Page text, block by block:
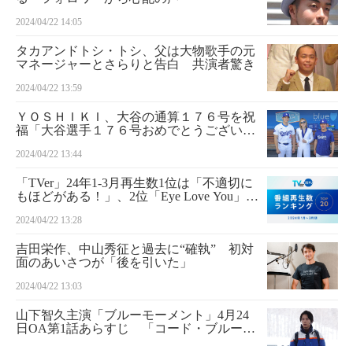
2024/04/22 14:05
タカアンドトシ・トシ、父は大物歌手の元
マネージャーとさらりと告白 共演者驚き
2024/04/22 13:59
ＹＯＳＨＩＫＩ、大谷の通算１７６号を祝
福「大谷選手１７６号おめでとうございま
2024/04/22 13:44
「TVer」24年1-3月再生数1位は「不適切に
もほどがある！」、2位「Eye Love You」…
2024/04/22 13:28
吉田栄作、中山秀征と過去に“確執” 初対
面のあいさつが「後を引いた」
2024/04/22 13:03
山下智久主演「ブルーモーメント」4月24
日OA第1話あらすじ 「コード・ブルー」